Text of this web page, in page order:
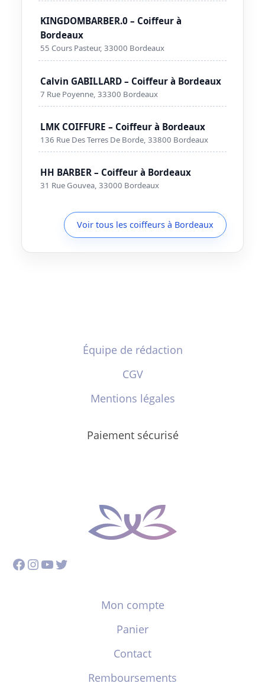
KINGDOMBARBER.0 – Coiffeur à
Bordeaux
55 Cours Pasteur, 33000 Bordeaux
Calvin GABILLARD – Coiffeur à Bordeaux
7 Rue Poyenne, 33300 Bordeaux
LMK COIFFURE – Coiffeur à Bordeaux
136 Rue Des Terres De Borde, 33800 Bordeaux
HH BARBER – Coiffeur à Bordeaux
31 Rue Gouvea, 33000 Bordeaux
Voir tous les coiffeurs à Bordeaux
Équipe de rédaction
CGV
Mentions légales
Paiement sécurisé
Facebook
Instagram
YouTube
Twitter
Mon compte
Panier
Contact
Remboursements